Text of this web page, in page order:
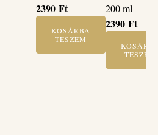
2390 Ft
KOSÁRBA
TESZEM
200 ml
2390 Ft
TESZEM